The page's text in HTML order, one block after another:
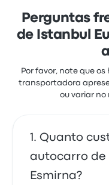
LIKEBUS para esta
Perguntas
de Istanbul
Por favor, note que
transportadora
ou variar no
Quanto
autocarro de
Esmirna?